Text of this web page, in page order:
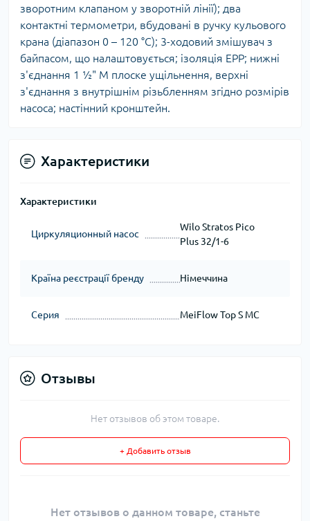
зворотним клапаном у зворотній лінії); два
контактні термометри, вбудовані в ручку кульового
крана (діапазон 0 – 120 °C); 3-ходовий змішувач з
байпасом, що налаштовується; ізоляція EPP; нижні
з'єднання 1 ½" M плоске ущільнення, верхні
з'єднання з внутрішнім різьбленням згідно розмірів
насоса; настінний кронштейн.
Характеристики
Характеристики
Циркуляционный насос
Wilo Stratos Pico
Plus 32/1-6
Країна реєстрації бренду Німеччина
Серия MeiFlow Top S MC
Отзывы
Нет отзывов об этом товаре.
+ Добавить отзыв
Нет отзывов о данном товаре, станьте